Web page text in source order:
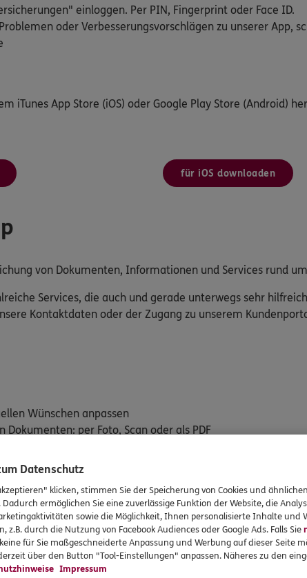
einloggen. Per PIN, Fingerprint oder Face ID.
oder Verbesserungsvorschlägen zu unserer App,
iTunes App Store (iOS) oder Google Play Store (Android)
für iOS downloaden
von Dokumenten, Informationen und Services rund
Services, die auch und gerade unterwegs sehr
Kontaktdaten oder der Zugang zu unserem
Wünschen anpassen
Dokumenten: per Foto, Scan oder als PDF
E-Rezept und Elektronische Patientenakte (ePA)
iTunes App Store (iOS) oder Google Play Store (Android)
Datenschutz
klicken, stimmen Sie der Speicherung von Cookies und
ermöglichen Sie eine zuverlässige Funktion der Website, die
sowie die Möglichkeit, Ihnen personalisierte Inhalte und
z.B. durch die Nutzung von Facebook Audiences oder Google Ads. Falls Sie
für Sie maßgeschneiderte Anpassung und Werbung auf dieser Seite
über den Button "Tool-Einstellungen" anpassen. Näheres zu den
Impressum